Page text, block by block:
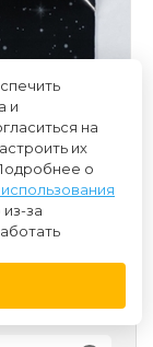
и
на
их
о
за